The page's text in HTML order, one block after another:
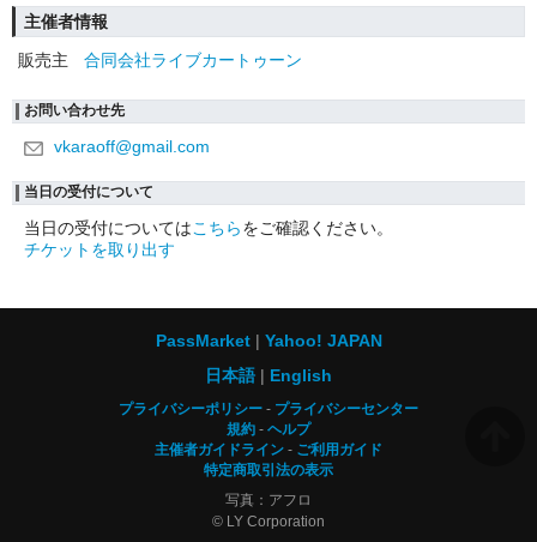
主催者情報
販売主
合同会社ライブカートゥーン
お問い合わせ先
vkaraoff@gmail.com
当日の受付について
当日の受付についてはこちらをご確認ください。
チケットを取り出す
PassMarket
Yahoo! JAPAN
日本語
English
プライバシーポリシー
プライバシーセンター
規約
ヘルプ
主催者ガイドライン
ご利用ガイド
特定商取引法の表示
写真：アフロ
© LY Corporation